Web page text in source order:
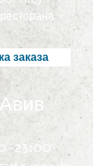
23:00
заказа